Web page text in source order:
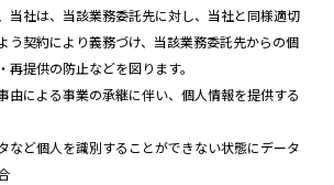
当社は、当該業務委託先に対し、当社と同様適切
う契約により義務づけ、当該業務委託先からの個
再提供の防止などを図ります。
由による事業の承継に伴い、個人情報を提供する
など個人を識別することができない状態にデータ